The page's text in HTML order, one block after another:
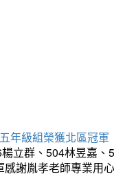
年級組榮獲北區冠軍
立群、504林昱嘉
謝胤孝老師專業用